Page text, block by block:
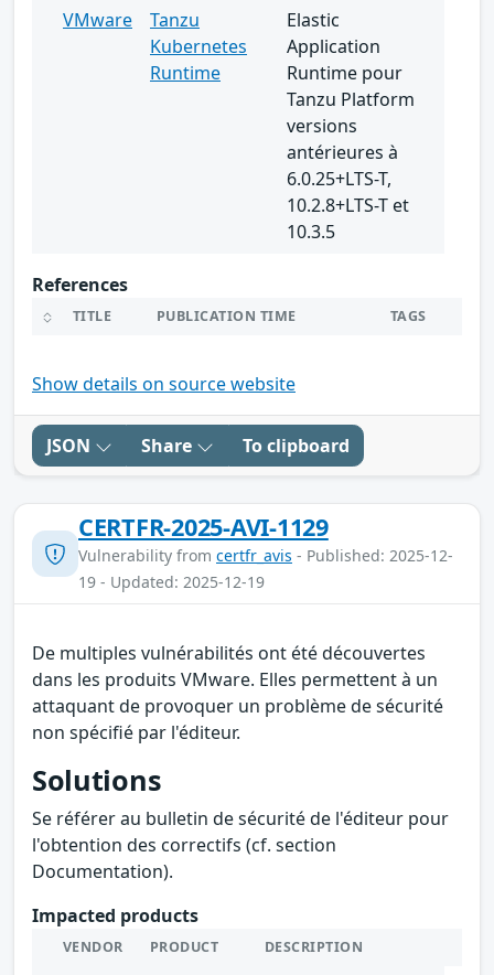
VMware
Tanzu
Kubernetes
Runtime
Elastic
Application
Runtime pour
Tanzu Platform
versions
antérieures à
6.0.25+LTS-T,
10.2.8+LTS-T et
10.3.5
References
TITLE PUBLICATION TIME TAGS
Show details on source website
JSON Share To clipboard
CERTFR-2025-AVI-1129
Vulnerability from certfr_avis - Published: 2025-12-
19 - Updated: 2025-12-19
De multiples vulnérabilités ont été découvertes
dans les produits VMware. Elles permettent à un
attaquant de provoquer un problème de sécurité
non spécifié par l'éditeur.
Solutions
Se référer au bulletin de sécurité de l'éditeur pour
l'obtention des correctifs (cf. section
Documentation).
Impacted products
VENDOR PRODUCT DESCRIPTION